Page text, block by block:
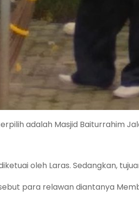
adalah Masjid Baiturrahim
oleh Laras. Sedangkan,
para relawan diantanya